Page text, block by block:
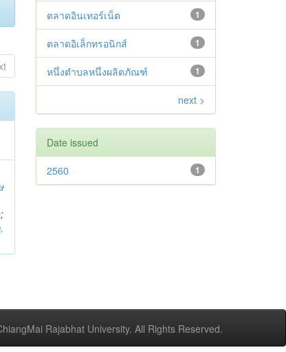
;
1
ตลาดอินเทอร์เน็ต
1
ตลาดอิเล็กทรอนิกส์
1
หนึ่งตำบลหนึ่งผลิตภัณฑ์
next >
Date issued
1
2560
Rajabhat University. All Rights Reserved.